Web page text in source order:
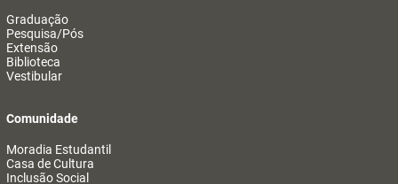
Graduação
Pesquisa/Pós
Extensão
Biblioteca
Vestibular
Comunidade
Moradia Estudantil
Casa de Cultura
Inclusão Social